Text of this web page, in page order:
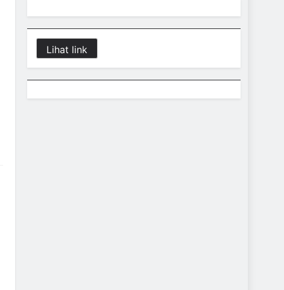
Lihat link